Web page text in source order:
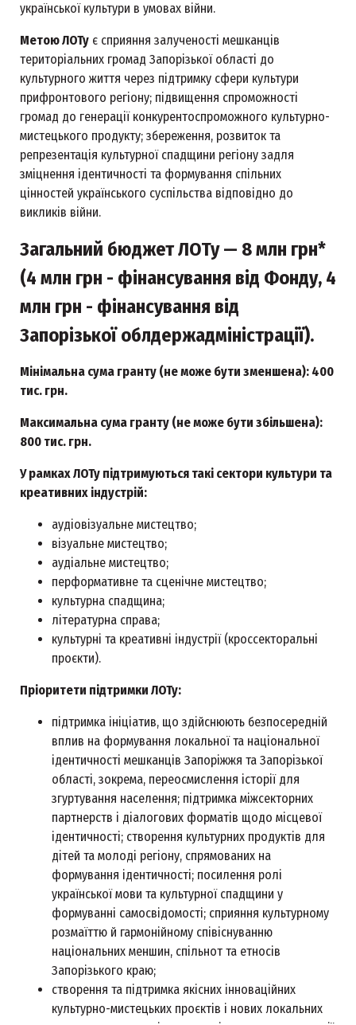
української культури в умовах війни.
Метою ЛОТу є сприяння залученості мешканців
територіальних громад Запорізької області до
культурного життя через підтримку сфери культури
прифронтового регіону; підвищення спроможності
громад до генерації конкурентоспроможного культурно-
мистецького продукту; збереження, розвиток та
репрезентація культурної спадщини регіону задля
зміцнення ідентичності та формування спільних
цінностей українського суспільства відповідно до
викликів війни.
Загальний бюджет ЛОТу — 8 млн грн*
(4 млн грн - фінансування від Фонду, 4
млн грн - фінансування від
Запорізької облдержадміністрації).
Мінімальна сума гранту (не може бути зменшена): 400
тис. грн.
Максимальна сума гранту (не може бути збільшена):
800 тис. грн.
У рамках ЛОТу підтримуються такі сектори культури та
креативних індустрій:
аудіовізуальне мистецтво;
візуальне мистецтво;
аудіальне мистецтво;
перформативне та сценічне мистецтво;
культурна спадщина;
літературна справа;
культурні та креативні індустрії (кроссекторальні
проєкти).
Пріоритети підтримки ЛОТу:
підтримка ініціатив, що здійснюють безпосередній
вплив на формування локальної та національної
ідентичності мешканців Запоріжжя та Запорізької
області, зокрема, переосмислення історії для
згуртування населення; підтримка міжсекторних
партнерств і діалогових форматів щодо місцевої
ідентичності; створення культурних продуктів для
дітей та молоді регіону, спрямованих на
формування ідентичності; посилення ролі
української мови та культурної спадщини у
формуванні самосвідомості; сприяння культурному
розмаїттю й гармонійному співіснуванню
національних меншин, спільнот та етносів
Запорізького краю;
створення та підтримка якісних інноваційних
культурно-мистецьких проєктів і нових локальних